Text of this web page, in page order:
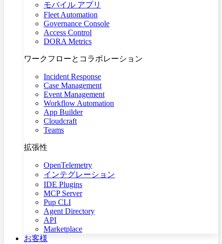
モバイル アプリ
Fleet Automation
Governance Console
Access Control
DORA Metrics
ワークフローとコラボレーション
Incident Response
Case Management
Event Management
Workflow Automation
App Builder
Cloudcraft
Teams
拡張性
OpenTelemetry
インテグレーション
IDE Plugins
MCP Server
Pup CLI
Agent Directory
API
Marketplace
お客様